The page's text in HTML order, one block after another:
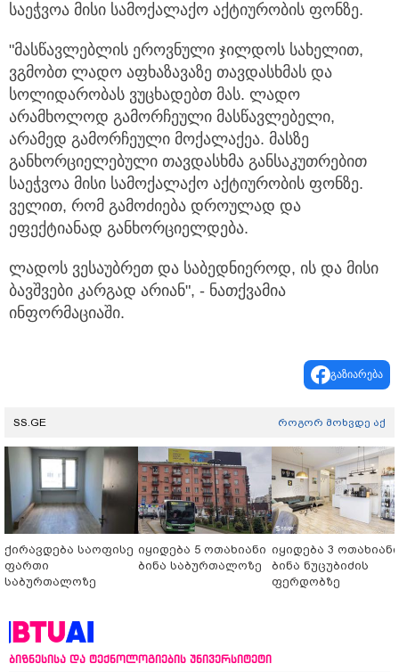
საეჭვოა მისი სამოქალაქო აქტიურობის ფონზე.
"მასწავლებლის ეროვნული ჯილდოს სახელით,
ვგმობთ ლადო აფხაზავაზე თავდასხმას და
სოლიდარობას ვუცხადებთ მას. ლადო
არამხოლოდ გამორჩეული მასწავლებელი,
არამედ გამორჩეული მოქალაქეა. მასზე
განხორციელებული თავდასხმა განსაკუთრებით
საეჭვოა მისი სამოქალაქო აქტიურობის ფონზე.
ველით, რომ გამოძიება დროულად და
ეფექტიანად განხორციელდება.
ლადოს ვესაუბრეთ და საბედნიეროდ, ის და მისი
ბავშვები კარგად არიან", - ნათქვამია
ინფორმაციაში.
გაზიარება
SS.GE როგორ მოხვდე აქ
ქირავდება საოფისე
ფართი
საბურთალოზე
იყიდება 5 ოთახიანი
ბინა საბურთალოზე
იყიდება 3 ოთახიანი
ბინა ნუცუბიძის
ფერდობზე
ბიზნესისა და ტექნოლოგიების უნივერსიტეტი